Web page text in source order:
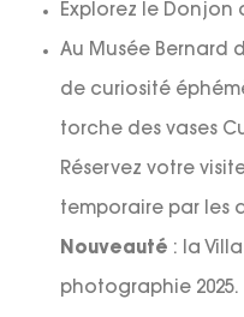
Explorez le Donjon
Au Musée Bernard
de curiosité
torche des vases
Réservez votre
temporaire par les
Nouveauté : la
photographie 2025.